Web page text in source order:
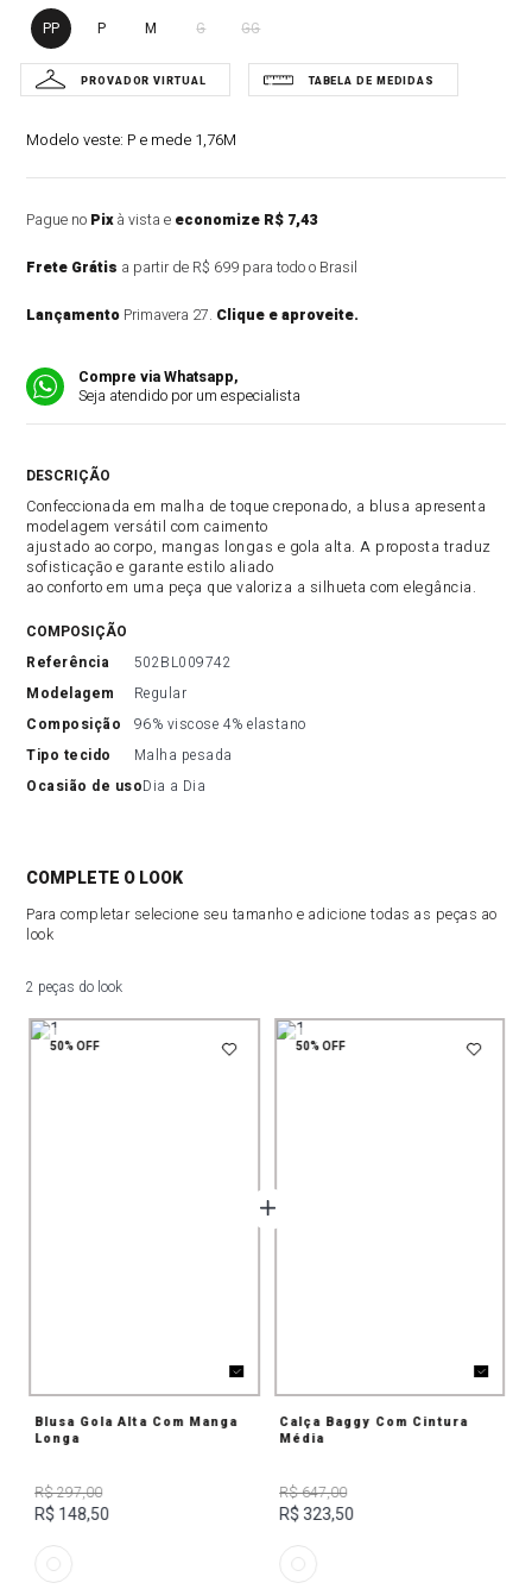
PP P M G GG
Modelo veste: P e mede 1,76M
Pague no Pixà vista e economize R$ 7,43
Frete Grátis a partir de R$ 699 para todo o Brasil
Lançamento Primavera 27. Clique e aproveite.
Compre via Whatsapp,
Seja atendido por um especialista
Confeccionada em malha de toque creponado, a blusa apresenta
modelagem versátil com caimento
ajustado ao corpo, mangas longas e gola alta. A proposta traduz
sofisticação e garante estilo aliado
ao conforto em uma peça que valoriza a silhueta com elegância.
COMPOSIÇÃO
referência
502BL009742
modelagem
Regular
composição
96% viscose 4% elastano
tipo tecido
Malha pesada
ocasião de usoDia a Dia
COMPLETE O LOOK
Para completar selecione seu tamanho e adicione todas as peças ao
look
2 peças do look
50%OFF
Blusa Gola Alta Com Manga
Longa
R$ 297,00
R$ 148,50
50%OFF
Calça Baggy Com Cintura
Média
R$ 647,00
R$ 323,50